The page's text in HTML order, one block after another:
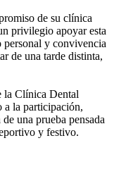
de su clínica
privilegio apoyar esta
personal y convivencia
de una tarde distinta,
la Clínica Dental
a la participación,
una prueba pensada
y festivo.